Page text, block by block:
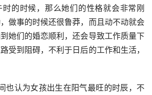
的时候，那么她们的性格就会非常刚
做事的时候还很鲁莽，而且动不动就会
她们的婚恋顺利，还会导致工作质量下
受到阻碍，不利于日后的工作和生活，
也认为女孩出生在阳气最旺的时辰，不